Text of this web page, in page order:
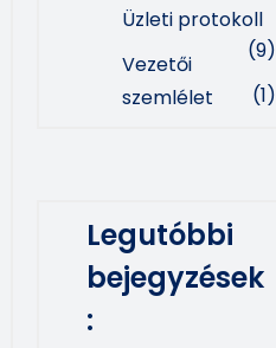
Üzleti protokoll
(9)
Vezetői
szemlélet
(1)
Legutóbbi
bejegyzések
: